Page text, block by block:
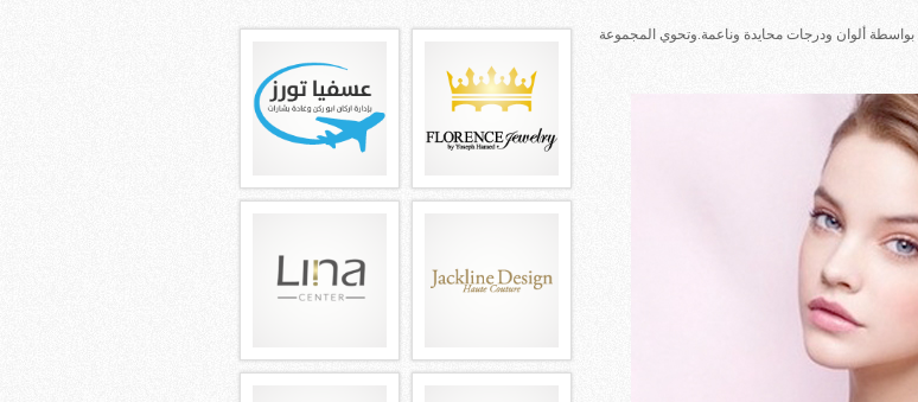
ألوان ودرجات محايدة وناعمة.وتحوي المجموعة